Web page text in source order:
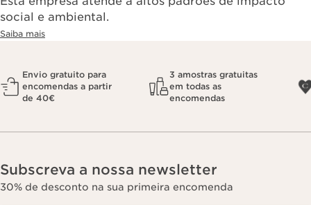
social e ambiental.
Saiba mais
Envio gratuito para
encomendas a partir
de 40€
3 amostras gratuitas
em todas as
encomendas
Subscreva a nossa newsletter
30% de desconto na sua primeira encomenda